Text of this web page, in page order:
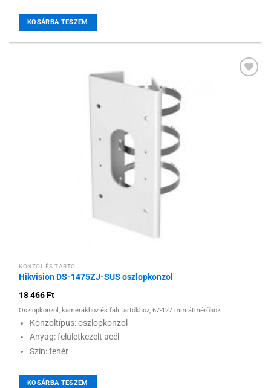
KOSÁRBA TESZEM
KONZOL ÉS TARTÓ
Hikvision DS-1475ZJ-SUS oszlopkonzol
18 466Ft
Oszlopkonzol, kamerákhoz és fali tartókhoz, 67-127 mm átmérőhöz
Konzoltípus: oszlopkonzol
Anyag: felületkezelt acél
Szín: fehér
KOSÁRBA TESZEM